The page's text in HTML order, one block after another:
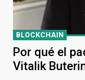
BLOCKCHAIN
Por qué el
Vitalik